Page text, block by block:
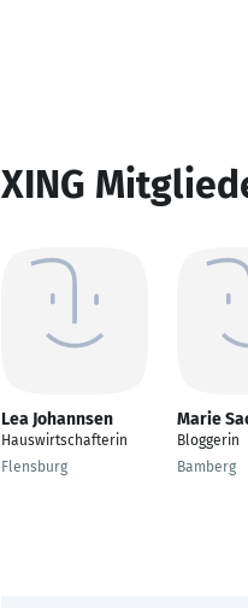
XING
Lea Johannsen
Hauswirtschafterin
Flensburg
Marie
Bloggerin
Bamberg